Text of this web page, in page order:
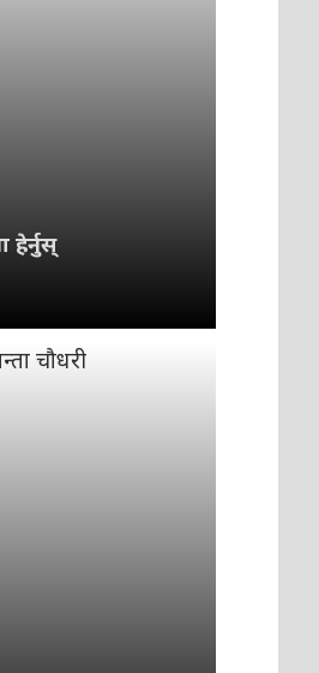
हेर्नुस्